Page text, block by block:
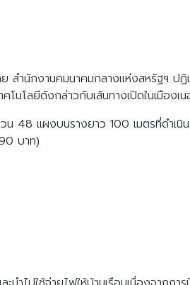
สำนักงานคมนาคมกลางแห่งสหรัฐฯ ป
นโลยีดังกล่าวกับเส้นทางเปิดในเมืองเ
วน 48 แผงบนรางยาว 100 เมตรที่ดำ
บาท)